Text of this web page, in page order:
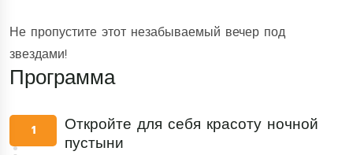
Не пропустите этот незабываемый вечер под
звездами!
Программа
1
Откройте для себя красоту ночной
пустыни